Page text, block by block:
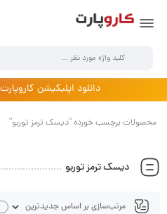
دانلود اپلیکیشن
محصولات برچسب خورده “دیسک ترمز توربو”
دیسک ترمز توربو